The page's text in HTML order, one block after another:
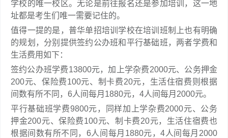
学校的唯一校区。无论是前往报名还是参加培训，这一地
址都是考生们唯一需要记住的。
值得一提的是，普华单招培训学校在培训班制上也有明确
的规划，分别提供签约公办班和平行基础班，两者学费和
生活费用如下：
签约公办班学费13800元，加上学杂费2000元、公务押金
200元、保险费100元、制卡费20元，生活住宿费则根据
间数有所不同，6人间每月1880元，4人间每月2000元。
平行基础班学费9800元，同样加上学杂费2000元、公务
押金200元、保险费100元、制卡费20元，生活住宿费也
根据间数有所不同，6人间每月1880元，4人间每月2000